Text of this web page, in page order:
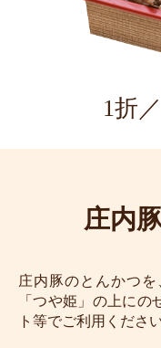
1折
庄内
庄内豚のとんかつ
「つや姫」の上に
ト等でご利用ください